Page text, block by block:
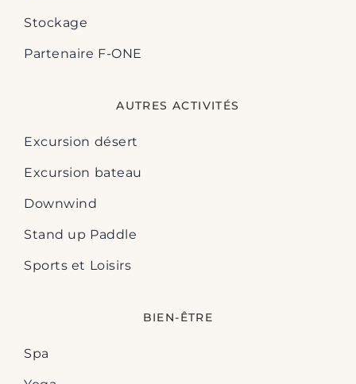
Stockage
Partenaire F-ONE
AUTRES ACTIVITÉS
Excursion désert
Excursion bateau
Downwind
Stand up Paddle
Sports et Loisirs
BIEN-ÊTRE
Spa